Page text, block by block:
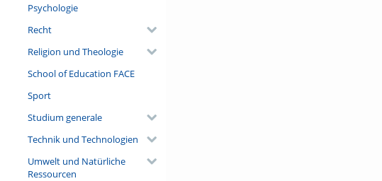
Psychologie
Recht
Religion und Theologie
School of Education FACE
Sport
Studium generale
Technik und Technologien
Umwelt und Natürliche
Ressourcen